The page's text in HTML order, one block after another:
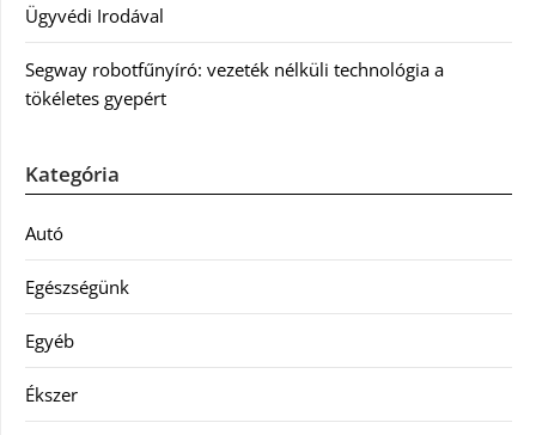
Ügyvédi Irodával
Segway robotfűnyíró: vezeték nélküli technológia a
tökéletes gyepért
Kategória
Autó
Egészségünk
Egyéb
Ékszer